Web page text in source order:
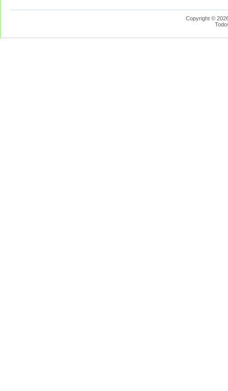
Copyright ©